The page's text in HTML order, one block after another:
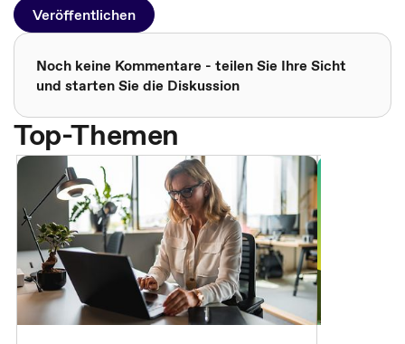
Veröffentlichen
Noch keine Kommentare - teilen Sie Ihre Sicht
und starten Sie die Diskussion
Top-Themen